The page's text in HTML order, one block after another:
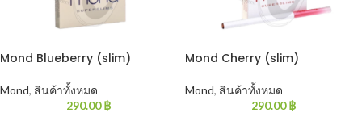
Mond Blueberry (slim)
Mond, สินค้าทั้งหมด
290.00฿
Mond Cherry (slim)
Mond, สินค้าทั้งหมด
290.00฿